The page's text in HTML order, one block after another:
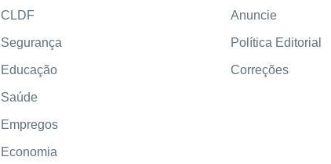
CLDF
Segurança
Educação
Saúde
Empregos
Economia
Anuncie
Política Editorial
Correções